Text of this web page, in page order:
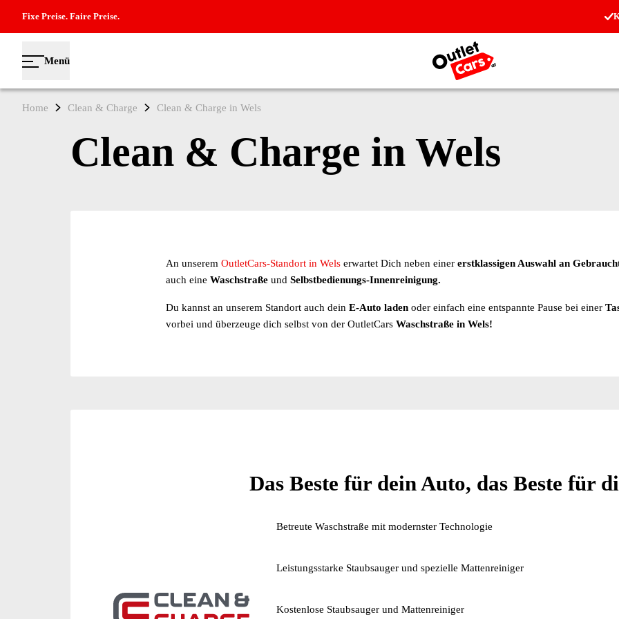
Fixe Preise. Faire Preise.
Menü
Zur Startseite
Home
Clean & Charge Clean & Charge in Wels
Clean & Charge in Wels
An unserem OutletCars-Standort in Wels erwartet Dich neben einer erstklassigen Auswahl an
auch eine Waschstraße und Selbstbedienungs-Innenreinigung.
Du kannst an unserem Standort auch dein E-Auto laden oder einfach eine entspannte Pause bei einer
vorbei und überzeuge dich selbst von der OutletCars Waschstraße in Wels!
Das Beste für dein Auto, das Beste für
Betreute Waschstraße mit modernster Technologie
Leistungsstarke Staubsauger und spezielle Mattenreiniger
Kostenlose Staubsauger und Mattenreiniger